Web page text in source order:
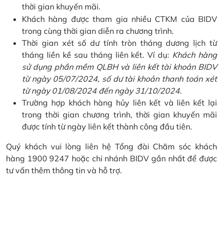
thời gian khuyến mãi.
Khách hàng được tham gia nhiều CTKM của BIDV
trong cùng thời gian diễn ra chương trình.
Thời gian xét số dư tính tròn tháng dương lịch từ
tháng liền kề sau tháng liên kết. Ví dụ: Khách hàng
sử dụng phần mềm QLBH và liên kết tài khoản BIDV
từ ngày 05/07/2024, số dư tài khoản thanh toán xét
từ ngày 01/08/2024 đến ngày 31/10/2024.
Trường hợp khách hàng hủy liên kết và liên kết lại
trong thời gian chương trình, thời gian khuyến mãi
được tính từ ngày liên kết thành công đầu tiên.
Quý khách vui lòng liên hệ Tổng đài Chăm sóc khách
hàng 1900 9247 hoặc chi nhánh BIDV gần nhất để được
tư vấn thêm thông tin và hỗ trợ.